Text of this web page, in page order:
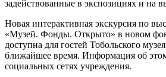
задействованные в экспозициях и на
Новая интерактивная экскурсия по
«Музей. Фонды. Открыто» в новом
доступна для гостей Тобольского
ближайшее время. Информация об
социальных сетях учреждения.